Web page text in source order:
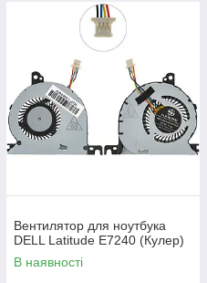
Вентилятор для ноутбука
DELL Latitude E7240 (Кулер)
В наявності